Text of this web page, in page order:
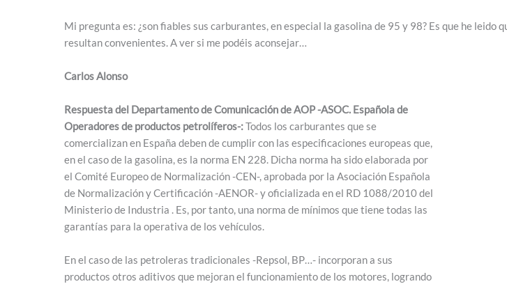
Mi pregunta es: ¿son fiables sus carburantes, en especial la gasolina de 95 y 98? Es que he leido
resultan convenientes. A ver si me podéis aconsejar…
Carlos Alonso
Respuesta del Departamento de Comunicación de AOP -ASOC. Española de
Operadores de productos petrolíferos-:Todos los carburantes que se
comercializan en España deben de cumplir con las especificaciones europeas que,
en el caso de la gasolina, es la norma EN 228. Dicha norma ha sido elaborada por
el Comité Europeo de Normalización -CEN-, aprobada por la Asociación Española
de Normalización y Certificación -AENOR- y oficializada en el RD 1088/2010 del
Ministerio de Industria . Es, por tanto, una norma de mínimos que tiene todas las
garantías para la operativa de los vehículos.
En el caso de las petroleras tradicionales -Repsol, BP…- incorporan a sus
productos otros aditivos que mejoran el funcionamiento de los motores, logrando